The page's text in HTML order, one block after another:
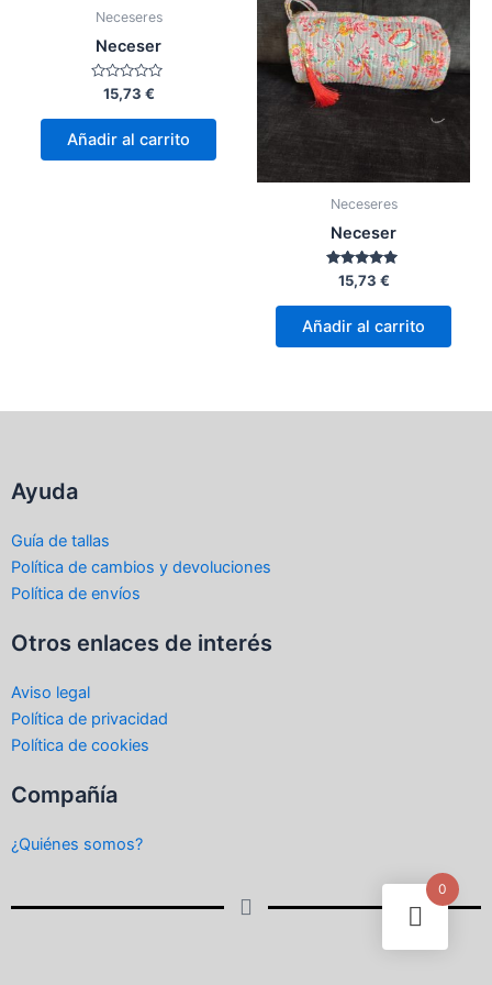
Neceseres
Neceser
Valorado
0
de
5
15,73 €
Añadir al carrito
Neceseres
Neceser
Valorado
con
5.00
de 5
15,73 €
Añadir al carrito
Ayuda
Guía de tallas
Política de cambios y devoluciones
Política de envíos
Otros enlaces de interés
Aviso legal
Política de privacidad
Política de cookies
Compañía
¿Quiénes somos?
0